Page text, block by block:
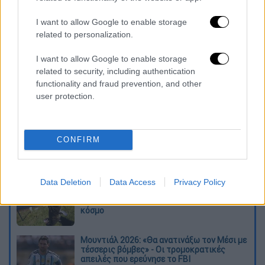
I want to allow Google to enable storage
related to personalization.
I want to allow Google to enable storage
related to security, including authentication
functionality and fraud prevention, and other
user protection.
CONFIRM
Data Deletion Data Access Privacy Policy
καταχώρηση
κόσμο
Μουντιάλ 2026: «Θα ανατινάξω τον Μέσι με
τέσσερις βόμβες» - Οι τρομοκρατικές
απειλές που ερεύνησε το FBI